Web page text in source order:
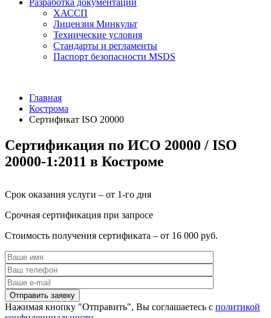
Разработка документации
ХАССП
Лицензия Минкульт
Технические условия
Стандарты и регламенты
Паспорт безопасности MSDS
Главная
Кострома
Сертификат ISO 20000
Сертификация по ИСО 20000 / ISO
20000-1:2011 в Костроме
Срок оказания услуги – от 1-го дня
Срочная сертификация при запросе
Стоимость получения сертификата – от 16 000 руб.
Нажимая кнопку "Отправить", Вы соглашаетесь с политикой